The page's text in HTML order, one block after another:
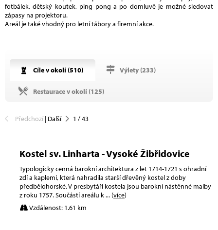
fotbálek, dětský koutek, ping pong a po domluvě je možné sledovat
zápasy na projektoru.
Areál je také vhodný pro letní tábory a firemní akce.
Cíle v okolí (510) Výlety (233)
Restaurace v okolí (125)
Předchozí | Další 1 /43
Kostel sv. Linharta - Vysoké Žibřidovice
Typologicky cenná barokní architektura z let 1714-1721 s ohradní
zdí a kaplemi, která nahradila starší dřevěný kostel z doby
předbělohorské. V presbytáři kostela jsou barokní nástěnné malby
z roku 1757. Součástí areálu k... (více)
Vzdálenost: 1.61 km